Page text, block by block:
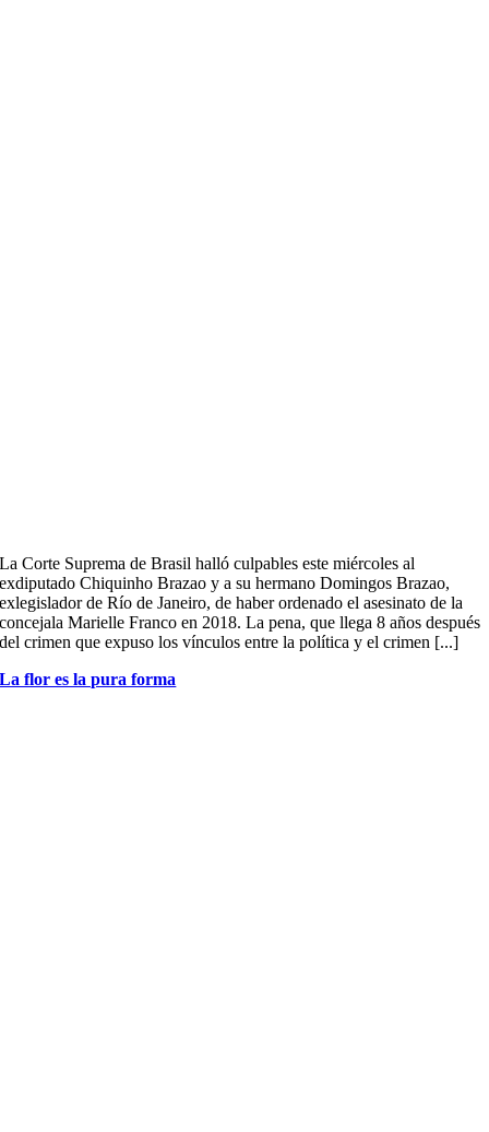
La Corte Suprema de Brasil halló culpables este miércoles al
exdiputado Chiquinho Brazao y a su hermano Domingos Brazao,
exlegislador de Río de Janeiro, de haber ordenado el asesinato de la
concejala Marielle Franco en 2018. La pena, que llega 8 años después
del crimen que expuso los vínculos entre la política y el crimen [...]
La flor es la pura forma